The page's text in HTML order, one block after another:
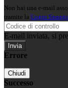
Non hai una e-mail
tramite la Login
E-mail inviata, si
Errore
Chiudi
Successo